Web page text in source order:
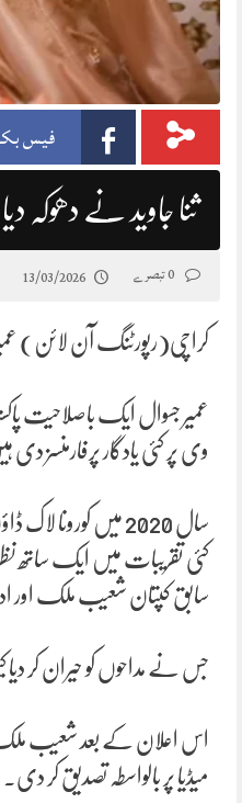
فیس
ثنا جاوید نے دھوکہ
13/03/2026
کراچی(رپورٹنگ آن لائن) عمیر
عمیر جسوال ایک باصلاحیت
وی پر کئی یادگار پرفارمنسز
سال 2020 میں
سابق کپتان شعیب ملک اور
جس نے مداحوں کو حیران کر
اس اعلان کے بعد شعیب ملک
میڈیا پر بالواسطہ تصدیق کر دی۔